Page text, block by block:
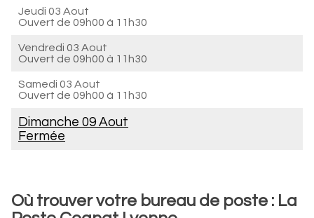
Jeudi 03 Aout
Ouvert de 09h00 à 11h30
Vendredi 03 Aout
Ouvert de 09h00 à 11h30
Samedi 03 Aout
Ouvert de 09h00 à 11h30
Dimanche 09 Aout
Fermée
Où trouver votre bureau de poste : La